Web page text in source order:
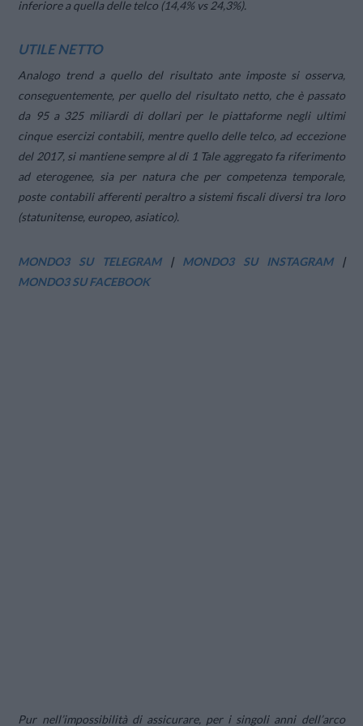
inferiore a quella delle telco (14,4% vs 24,3%).
UTILE NETTO
Analogo trend a quello del risultato ante imposte si osserva,
conseguentemente, per quello del risultato netto, che è passato
da 95 a 325 miliardi di dollari per le piattaforme negli ultimi
cinque esercizi contabili, mentre quello delle telco, ad eccezione
del 2017, si mantiene sempre al di 1 Tale aggregato fa riferimento
ad eterogenee, sia per natura che per competenza temporale,
poste contabili afferenti peraltro a sistemi fiscali diversi tra loro
(statunitense, europeo, asiatico).
MONDO3 SU TELEGRAM| MONDO3 SU INSTAGRAM|
MONDO3 SU FACEBOOK
Pur nell’impossibilità di assicurare, per i singoli anni dell’arco